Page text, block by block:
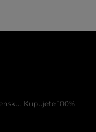
Kupujete 100%